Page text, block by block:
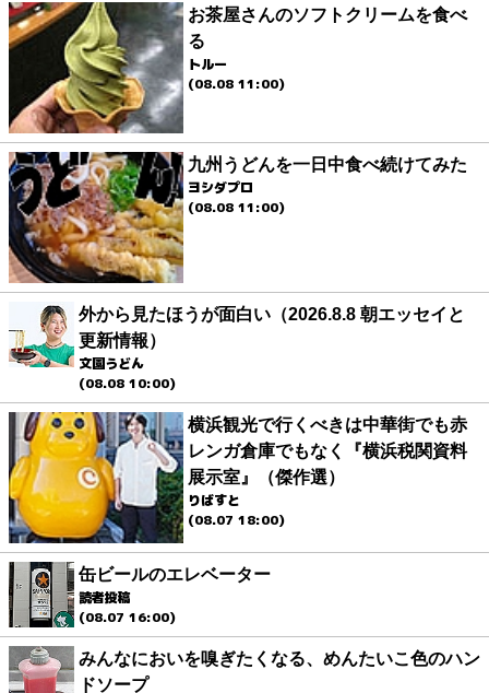
お茶屋さんのソフトクリームを食べ
る
トルー
(08.08 11:00)
九州うどんを一日中食べ続けてみた
ヨシダプロ
(08.08 11:00)
外から見たほうが面白い（2026.8.8 朝エッセイと
更新情報）
文園うどん
(08.08 10:00)
横浜観光で行くべきは中華街でも赤
レンガ倉庫でもなく『横浜税関資料
展示室』（傑作選）
りばすと
(08.07 18:00)
缶ビールのエレベーター
読者投稿
(08.07 16:00)
みんなにおいを嗅ぎたくなる、めんたいこ色のハン
ドソープ